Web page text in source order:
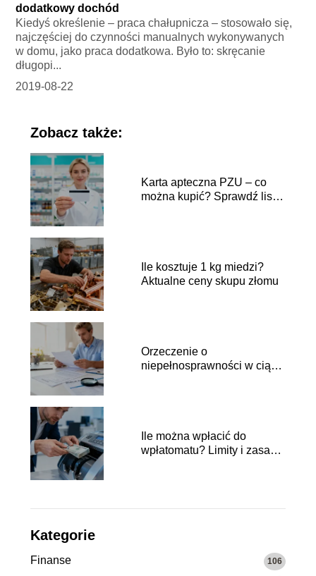
dodatkowy dochód
Kiedyś określenie – praca chałupnicza – stosowało się,
najczęściej do czynności manualnych wykonywanych
w domu, jako praca dodatkowa. Było to: skręcanie
długopi...
2019-08-22
Zobacz także:
Karta apteczna PZU – co
można kupić? Sprawdź listę
Ile kosztuje 1 kg miedzi?
Aktualne ceny skupu złomu
Orzeczenie o
niepełnosprawności w ciągu
Ile można wpłacić do
wpłatomatu? Limity i zasady
Kategorie
Finanse 106